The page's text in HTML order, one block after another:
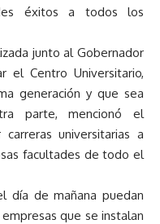
éxitos a todos los
junto al Gobernador
el Centro Universitario,
generación y que sea
parte, mencionó el
universitarias a
facultades de todo el
día de mañana puedan
que se instalan